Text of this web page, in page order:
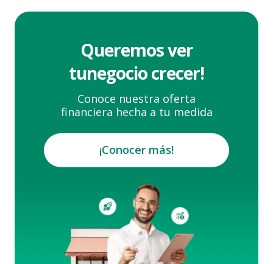
Queremos ver
tunegocio crecer!
Conoce nuestra oferta
financiera hecha a tu medida
¡Conocer más!